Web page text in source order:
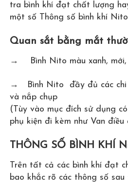
tra bình khí đạt chất lượng
một số Thông số bình khí
Quan sắt bằng mắt
→ Bình Nito màu xanh, mới,
→ Bình Nito đầy đủ các chi
và nắp chụp
(Tùy vào mục đích sử dụng
phụ kiện đi kèm như Van
THÔNG SỐ BÌNH KHÍ
Trên tất cả các bình khí đạt
bao khắc rõ các thông số sau